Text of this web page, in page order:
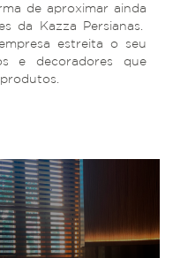
de aproximar ainda
da Kazza Persianas.
estreita o seu
e decoradores que